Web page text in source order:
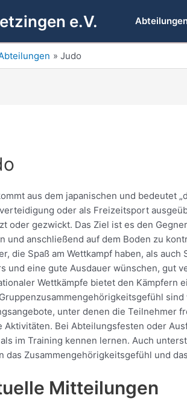
e.V.
Judo
aus dem japanischen und bedeutet
oder als Freizeitsport
oder gezwickt. Das Ziel ist es den
und anschließend auf dem Boden zu
die Spaß am Wettkampf haben, als
und eine gute Ausdauer wünschen, gut
Wettkämpfe bietet den Kämpfern
unter denen die Teilnehmer
Aktivitäten. Bei Abteilungsfesten oder
im Training kennen lernen. Auch
das Zusammengehörigkeitsgefühl und
Mitteilungen